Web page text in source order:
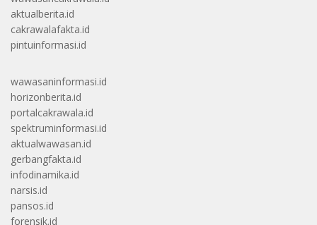
aktualberita.id
cakrawalafakta.id
pintuinformasi.id
wawasaninformasi.id
horizonberita.id
portalcakrawala.id
spektruminformasi.id
aktualwawasan.id
gerbangfakta.id
infodinamika.id
narsis.id
pansos.id
forensik.id